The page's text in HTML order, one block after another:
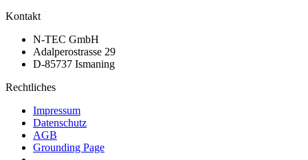
Kontakt
N-TEC GmbH
Adalperostrasse 29
D-85737 Ismaning
Rechtliches
Impressum
Datenschutz
AGB
Grounding Page